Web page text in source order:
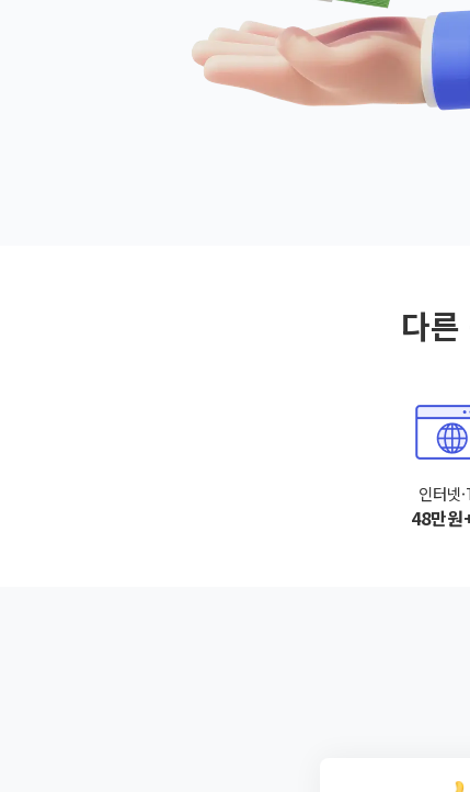
다
인터넷
48만원